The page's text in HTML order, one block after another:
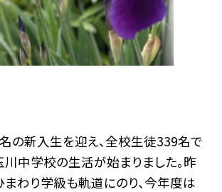
の新入生を迎え、全校生徒339名で
中学校の生活が始まりました。昨
わり学級も軌道にのり、今年度は